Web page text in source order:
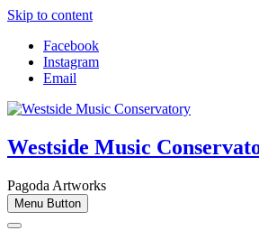
Skip to content
Facebook
Instagram
Email
Westside Music
Pagoda Artworks
Menu Button